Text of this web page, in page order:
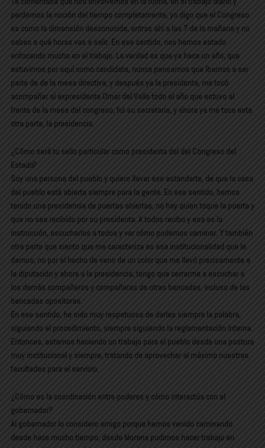
perdemos la noción del tiempo completamente, yo digo que el Congreso
es como la dimensión desconocida, entras ahí a las 7 de la mañana y no
sabes a qué horas vas a salir. En ese sentido, nos hemos estado
enfocando mucho en el trabajo. La verdad es que ya hace un año, que
estuvimos por aquí como candidata, nunca pensamos que íbamos a ser
parte de de la mesa directiva, y después ya la presidenta, me tocó
acompañar al expresidente Omar del Valle todo el año que estuvo al
frente de la mesa del congreso, fui su secretaria, y ahora ya me toca esta
otra parte, la presidencia.
¿Cómo será tu sello particular como presidenta del del Congreso del
Estado?
Soy una persona del pueblo y quiero llevar ese estandarte, de que la casa
del pueblo está abierta siempre para la gente. En ese sentido, hemos
tenido una presidencia de puertas abiertas, no hay quien toque la puerta y
que no sea recibido por su presidenta. A todos recibo y esa es la
instrucción, escucharlos a todos y ver cómo podemos caminar. Y también
otra parte que siento que me caracteriza es esa institucionalidad que le
damos, no por el hecho de venir de un color que me llevó precisamente a
la diputación y ahora a la presidencia, tengo que cerrarme a escuchar a
los demás compañeros y compañeras de otras bancadas, incluso de las
bancadas opositoras.
En ese sentido, he sido muy respetuosa de darles siempre la palabra,
siguiendo el procedimiento, siempre siguiendo la reglamentación interna.
Entonces, estamos haciendo un trabajo para el pueblo desde una postura
muy institucional y siempre, tratando de aprovechar al máximo nuestras
facultades para el servicio.
¿Cómo es la coordinación entre poderes y cómo interactúa con el
gobernador?
Al gobernador lo considero amigo porque hemos venido caminando
desde hace mucho tiempo, desde Morena pudimos hacer trabajo en